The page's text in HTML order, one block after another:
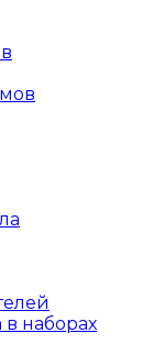
наборах